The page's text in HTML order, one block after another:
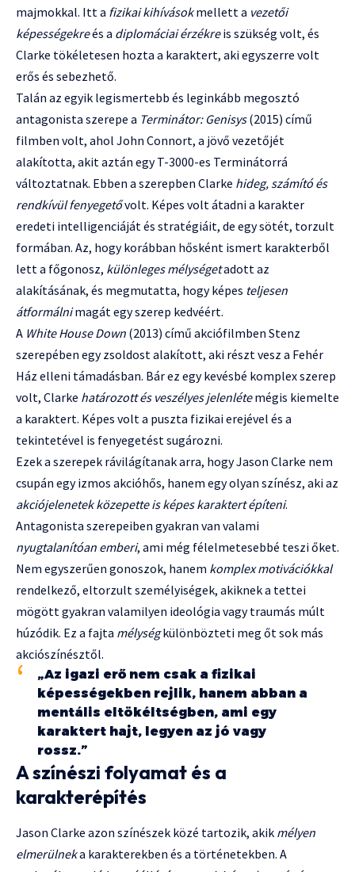
majmokkal. Itt a fizikai kihívásokmellett a vezetői
képességekreés a diplomáciai érzékreis szükség volt, és
Clarke tökéletesen hozta a karaktert, aki egyszerre volt
erős és sebezhető.
Talán az egyik legismertebb és leginkább megosztó
antagonista szerepe a Terminátor: Genisys(2015) című
filmben volt, ahol John Connort, a jövő vezetőjét
alakította, akit aztán egy T-3000-es Terminátorrá
változtatnak. Ebben a szerepben Clarke hideg, számító és
rendkívül fenyegetővolt. Képes volt átadni a karakter
eredeti intelligenciáját és stratégiáit, de egy sötét, torzult
formában. Az, hogy korábban hősként ismert karakterből
lett a főgonosz, különleges mélységetadott az
alakításának, és megmutatta, hogy képes teljesen
átformálnimagát egy szerep kedvéért.
A White House Down (2013) című akciófilmben Stenz
szerepében egy zsoldost alakított, aki részt vesz a Fehér
Ház elleni támadásban. Bár ez egy kevésbé komplex szerep
volt, Clarke határozott és veszélyes jelenlétemégis kiemelte
a karaktert. Képes volt a puszta fizikai erejével és a
tekintetével is fenyegetést sugározni.
Ezek a szerepek rávilágítanak arra, hogy Jason Clarke nem
csupán egy izmos akcióhős, hanem egy olyan színész, aki az
akciójelenetek közepette is képes karaktert építeni.
Antagonista szerepeiben gyakran van valami
nyugtalanítóan emberi, ami még félelmetesebbé teszi őket.
Nem egyszerűen gonoszok, hanem komplex motivációkkal
rendelkező, eltorzult személyiségek, akiknek a tettei
mögött gyakran valamilyen ideológia vagy traumás múlt
húzódik. Ez a fajta mélységkülönbözteti meg őt sok más
akciószínésztől.
„Az igazi erő nem csak a fizikai
képességekben rejlik, hanem abban a
mentális eltökéltségben, ami egy
karaktert hajt, legyen az jó vagy
rossz.”
A színészi folyamat és a
karakterépítés
Jason Clarke azon színészek közé tartozik, akik mélyen
elmerülneka karakterekben és a történetekben. A